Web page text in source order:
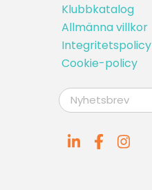
Klubbkatalog
Allmänna villkor
Integritetspolicy
Cookie-policy